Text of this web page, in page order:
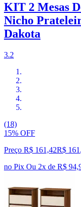
KIT 2 Mesas
Nicho
Dakota
3.2
(18)
15% OFF
Preço R$ 161,42R$ 161 ,
no Pix Ou 2x de R$